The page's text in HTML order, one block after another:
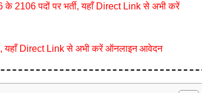
पदों पर भर्ती, यहाँ Direct Link से अभी करें
यहाँ Direct Link से अभी करें ऑनलाइन आवेदन